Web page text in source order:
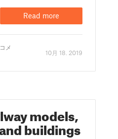
Read more
メ
10月 18. 2019
models,
buildings